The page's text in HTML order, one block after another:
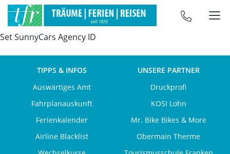
Set SunnyCars Agency ID
TIPPS & INFOS
Auswärtiges Amt
Fahrplanauskunft
Ferienkalender
Airline Blacklist
UNSERE PARTNER
Druckprofi
KOSI Lohn
Mr. Bike Bikes & More
Obermain Therme